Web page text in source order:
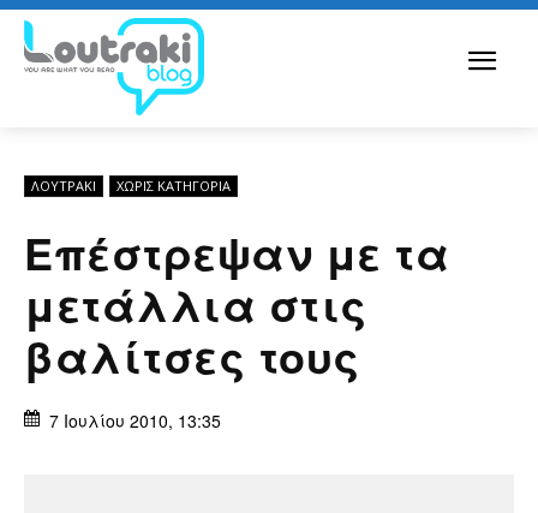
ΛΟΥΤΡΆΚΙ ΧΩΡΊΣ ΚΑΤΗΓΟΡΊΑ
Επέστρεψαν με τα
μετάλλια στις
βαλίτσες τους
7 Ιουλίου 2010, 13:35